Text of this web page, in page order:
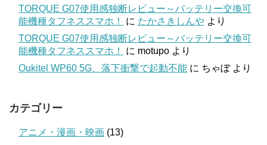
TORQUE G07使用感独断レビュー～バッテリー交換可
能機種タフネススマホ！
に たかさきしんや より
TORQUE G07使用感独断レビュー～バッテリー交換可
能機種タフネススマホ！
に motupo より
Oukitel WP60 5G、落下衝撃で起動不能 に ちゃぼより
カテゴリー
アニメ・漫画・映画 (13)